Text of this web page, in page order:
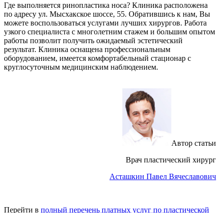
Где выполняется ринопластика носа? Клиника расположена
по адресу ул. Мысхакское шоссе, 55. Обратившись к нам, Вы
можете воспользоваться услугами лучших хирургов. Работа
узкого специалиста с многолетним стажем и большим опытом
работы позволит получить ожидаемый эстетический
результат. Клиника оснащена профессиональным
оборудованием, имеется комфортабельный стационар с
круглосуточным медицинским наблюдением.
Автор статьи
Врач пластический хирург
Асташкин Павел Вячеславович
Перейти в полный перечень платных услуг по пластической